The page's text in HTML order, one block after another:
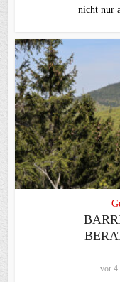
nicht nur
vor 4